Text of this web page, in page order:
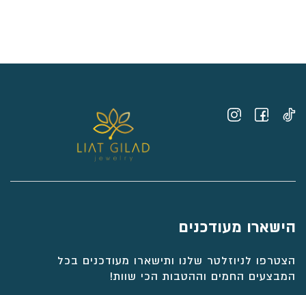
הישארו מעודכנים
הצטרפו לניוזלטר שלנו ותישארו מעודכנים בכל
המבצעים החמים וההטבות הכי שוות!